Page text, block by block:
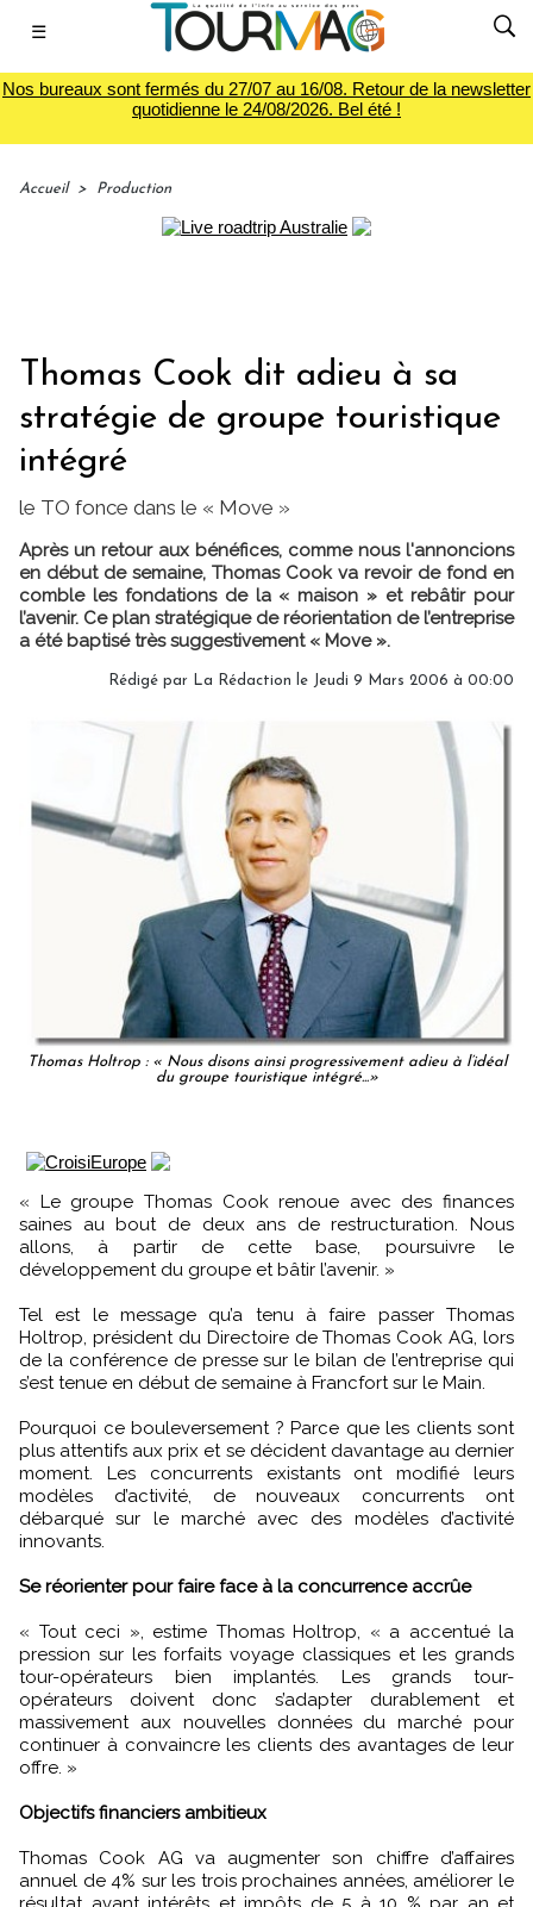
☰
Nos bureaux sont fermés du 27/07 au 16/08. Retour de la newsletter
quotidienne le 24/08/2026. Bel été !
Accueil > Production
Thomas Cook dit adieu à sa
stratégie de groupe touristique
intégré
le TO fonce dans le « Move »
Après un retour aux bénéfices, comme nous l'annoncions
en début de semaine, Thomas Cook va revoir de fond en
comble les fondations de la « maison » et rebâtir pour
l’avenir. Ce plan stratégique de réorientation de l’entreprise
a été baptisé très suggestivement « Move ».
Rédigé par La Rédaction le Jeudi 9 Mars 2006 à 00:00
Thomas Holtrop : « Nous disons ainsi progressivement adieu à l’idéal
du groupe touristique intégré...»
« Le groupe Thomas Cook renoue avec des finances
saines au bout de deux ans de restructuration. Nous
allons, à partir de cette base, poursuivre le
développement du groupe et bâtir l’avenir. »
Tel est le message qu’a tenu à faire passer Thomas
Holtrop, président du Directoire de Thomas Cook AG, lors
de la conférence de presse sur le bilan de l’entreprise qui
s’est tenue en début de semaine à Francfort sur le Main.
Pourquoi ce bouleversement ? Parce que les clients sont
plus attentifs aux prix et se décident davantage au dernier
moment. Les concurrents existants ont modifié leurs
modèles d’activité, de nouveaux concurrents ont
débarqué sur le marché avec des modèles d’activité
innovants.
Se réorienter pour faire face à la concurrence accrûe
« Tout ceci », estime Thomas Holtrop, « a accentué la
pression sur les forfaits voyage classiques et les grands
tour-opérateurs bien implantés. Les grands tour-
opérateurs doivent donc s’adapter durablement et
massivement aux nouvelles données du marché pour
continuer à convaincre les clients des avantages de leur
offre. »
Objectifs financiers ambitieux
Thomas Cook AG va augmenter son chiffre d’affaires
annuel de 4% sur les trois prochaines années, améliorer le